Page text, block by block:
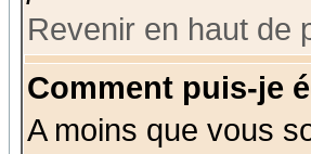
Revenir en haut de
Comment puis-je
A moins que vous